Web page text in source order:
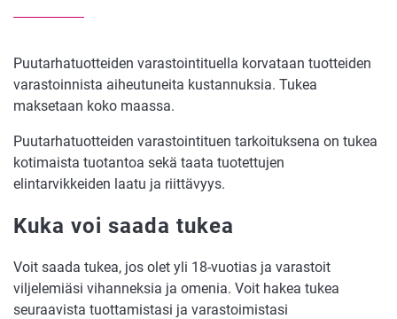
Puutarhatuotteiden varastointituella korvataan tuotteiden
varastoinnista aiheutuneita kustannuksia. Tukea
maksetaan koko maassa.
Puutarhatuotteiden varastointituen tarkoituksena on tukea
kotimaista tuotantoa sekä taata tuotettujen
elintarvikkeiden laatu ja riittävyys.
Kuka voi saada tukea
Voit saada tukea, jos olet yli 18-vuotias ja varastoit
viljelemiäsi vihanneksia ja omenia. Voit hakea tukea
seuraavista tuottamistasi ja varastoimistasi